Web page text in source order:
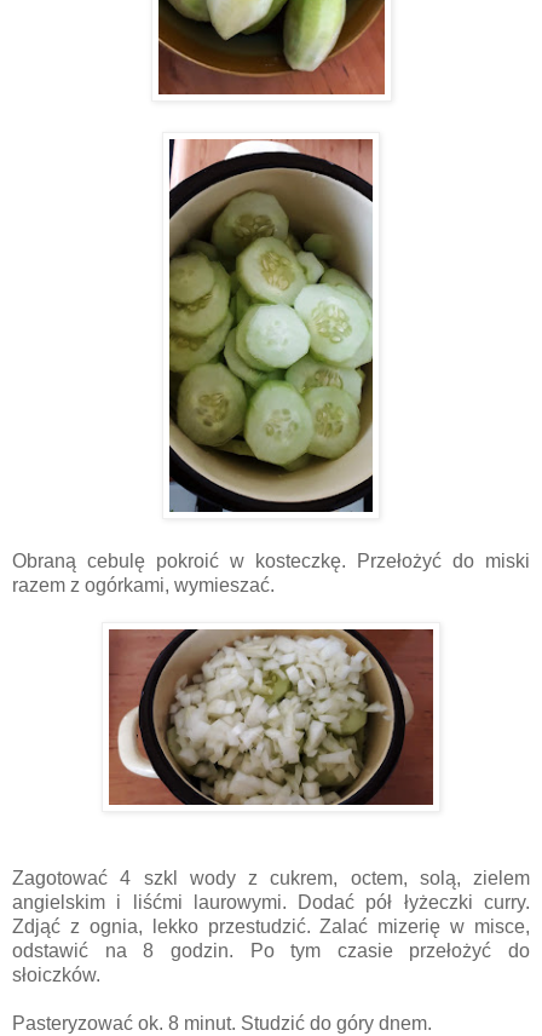
Obraną cebulę pokroić w kosteczkę. Przełożyć do miski
razem z ogórkami, wymieszać.
Zagotować 4 szkl wody z cukrem, octem, solą, zielem
angielskim i liśćmi laurowymi. Dodać pół łyżeczki curry.
Zdjąć z ognia, lekko przestudzić. Zalać mizerię w misce,
odstawić na 8 godzin. Po tym czasie przełożyć do
słoiczków.
Pasteryzować ok. 8 minut. Studzić do góry dnem.